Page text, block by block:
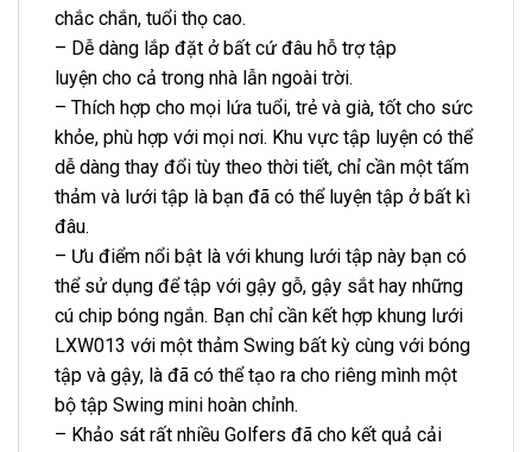
chắc chắn, tuổi thọ cao.
– Dễ dàng lắp đặt ở bất cứ đâu hỗ trợ tập
luyện cho cả trong nhà lẫn ngoài trời.
– Thích hợp cho mọi lứa tuổi, trẻ và già, tốt cho sức
khỏe, phù hợp với mọi nơi. Khu vực tập luyện có thể
dễ dàng thay đổi tùy theo thời tiết, chỉ cần một tấm
thảm và lưới tập là bạn đã có thể luyện tập ở bất kì
đâu.
– Ưu điểm nổi bật là với khung lưới tập này bạn có
thể sử dụng để tập với gậy gỗ, gậy sắt hay những
cú chip bóng ngắn. Bạn chỉ cần kết hợp khung lưới
LXW013 với một thảm Swing bất kỳ cùng với bóng
tập và gậy, là đã có thể tạo ra cho riêng mình một
bộ tập Swing mini hoàn chỉnh.
– Khảo sát rất nhiều Golfers đã cho kết quả cải